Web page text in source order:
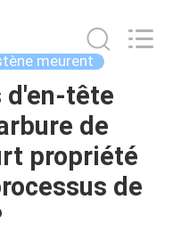
meurent
d'en-tête
de
propriété
de